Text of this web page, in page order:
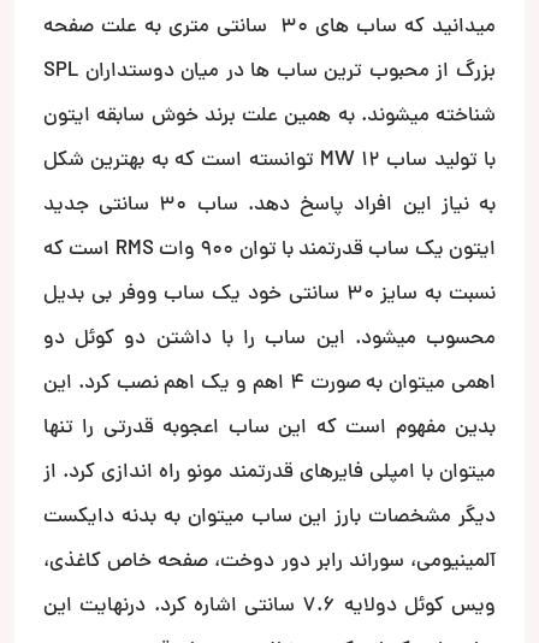
میدانید که ساب های 30 سانتی متری به علت صفحه
بزرگ از محبوب ترین ساب ها در میان دوستداران SPL
شناخته میشوند. به همین علت برند خوش سابقه ایتون
با تولید ساب MW 12 توانسته است که به بهترین شکل
به نیاز این افراد پاسخ دهد. ساب 30 سانتی جدید
ایتون یک ساب قدرتمند با توان 900 وات RMS است که
نسبت به سایز 30 سانتی خود یک ساب ووفر بی بدیل
محسوب میشود. این ساب را با داشتن دو کوئل دو
اهمی میتوان به صورت 4 اهم و یک اهم نصب کرد. این
بدین مفهوم است که این ساب اعجوبه قدرتی را تنها
میتوان با امپلی فایرهای قدرتمند مونو راه اندازی کرد. از
دیگر مشخصات بارز این ساب میتوان به بدنه دایکست
آلمینیومی، سوراند رابر دور دوخت، صفحه خاص کاغذی،
ویس کوئل دولایه 7.6 سانتی اشاره کرد. درنهایت این